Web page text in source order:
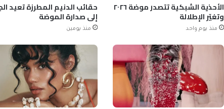
الأحذية الشبكية تتصدر موضة ٢٠٢٦
وتغيّر الإطلالة
منذ يوم واحد
حقائب الدنيم المطرزة تعيد
إلى صدارة الموضة
منذ يومين